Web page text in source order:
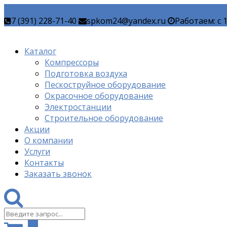
7 (391) 228-71-40 spkom24@yandex.ru Работаем: c
Каталог
Компрессоры
Подготовка воздуха
Пескоструйное оборудование
Окрасочное оборудование
Электростанции
Строительное оборудование
Акции
О компании
Услуги
Контакты
Заказать звонок